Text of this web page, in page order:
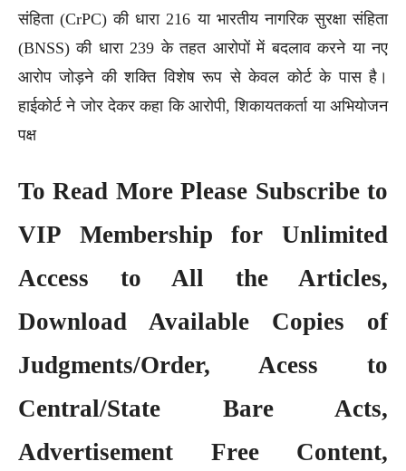
संहिता (CrPC) की धारा 216 या भारतीय नागरिक सुरक्षा संहिता
(BNSS) की धारा 239 के तहत आरोपों में बदलाव करने या नए
आरोप जोड़ने की शक्ति विशेष रूप से केवल कोर्ट के पास है।
हाईकोर्ट ने जोर देकर कहा कि आरोपी, शिकायतकर्ता या अभियोजन
पक्ष
To Read More Please Subscribe to
VIP Membershipfor Unlimited
Access to All the Articles,
Download Available Copies of
Judgments/Order, Acess to
Central/State Bare Acts,
Advertisement Free Content,